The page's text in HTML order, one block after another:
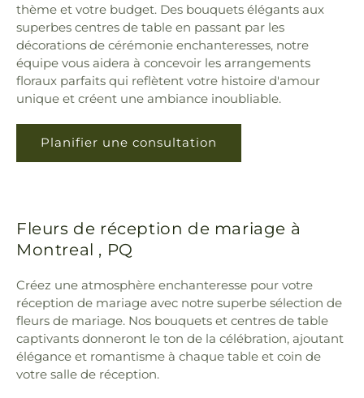
thème et votre budget. Des bouquets élégants aux
superbes centres de table en passant par les
décorations de cérémonie enchanteresses, notre
équipe vous aidera à concevoir les arrangements
floraux parfaits qui reflètent votre histoire d'amour
unique et créent une ambiance inoubliable.
Planifier une consultation
Fleurs de réception de mariage à
Montreal , PQ
Créez une atmosphère enchanteresse pour votre
réception de mariage avec notre superbe sélection de
fleurs de mariage. Nos bouquets et centres de table
captivants donneront le ton de la célébration, ajoutant
élégance et romantisme à chaque table et coin de
votre salle de réception.